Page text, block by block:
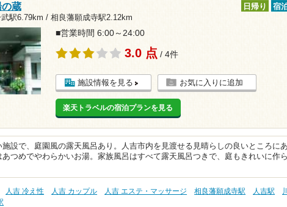
蔵
駅6.79km / 相良藩願成寺駅2.12km
日帰り 宿
■営業時間 6:00～24:00
3.0 点 / 4件
施設情報を見る お気に入りに追加
楽天トラベルの宿泊プランを見る
施設で、庭園風の露天風呂あり。人吉市内を見渡せる見晴らしの良いところにあ
あつめでやわらかいお湯。家族風呂はすべて露天風呂つきで、庭もきれいに作
人吉 冷え性 人吉 カップル 人吉 エステ・マッサージ 相良藩願成寺駅 人吉駅